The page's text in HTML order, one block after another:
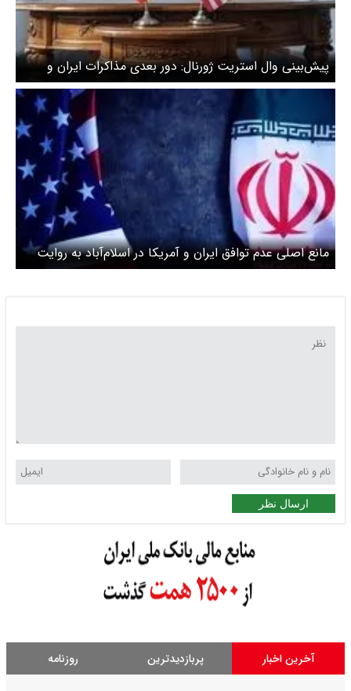
پیش‌بینی وال استریت ژورنال: دور بعدی مذاکرات ایران و
آمریکا برگزار می‌شود
مانع اصلی عدم توافق ایران و آمریکا در اسلام‌آباد به روایت
سی‌ان‌ان
ارسال نظر
آخرین اخبار پربازدیدترین روزنامه